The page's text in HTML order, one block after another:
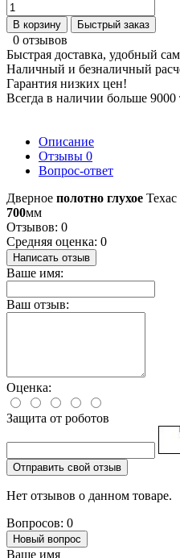
В корзину Быстрый заказ
0 отзывов
Быстрая доставка, удобный
Наличный и безналичный
Гарантия низких цен!
Всегда в наличии больше 9000
Описание
Отзывы 0
Вопрос-ответ
Дверное полотно глухое Техас
700мм
Отзывов: 0
Средняя оценка: 0
Написать отзыв
Ваше имя:
Ваш отзыв:
Оценка:
Защита от роботов
Отправить свой отзыв
Нет отзывов о данном товаре.
Вопросов: 0
Новый вопрос
Ваше имя